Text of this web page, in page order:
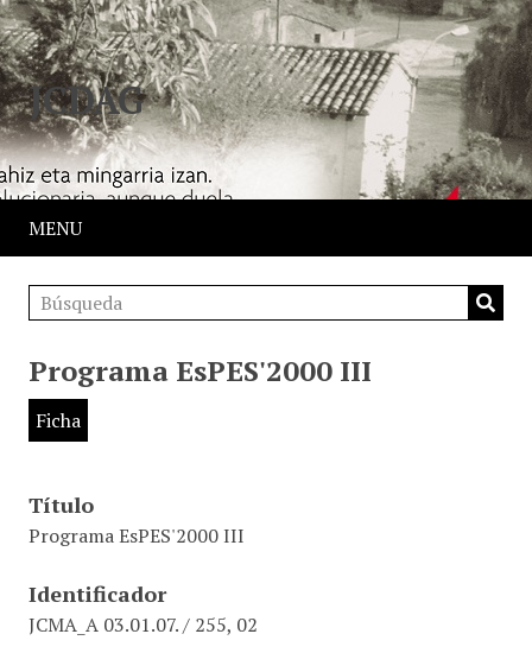
JCDAG
MENU
Programa EsPES'2000 III
Ficha
Título
Programa EsPES'2000 III
Identificador
JCMA_A 03.01.07. / 255, 02